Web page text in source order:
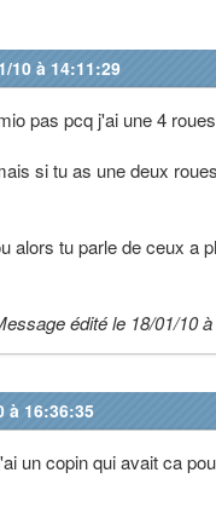
10 à 14:11:29
pas pcq j'ai une 4 roues
si tu as une deux
alors tu parle de ceux a
édité le 18/01/10
à 16:36:35
un copin qui avait ca